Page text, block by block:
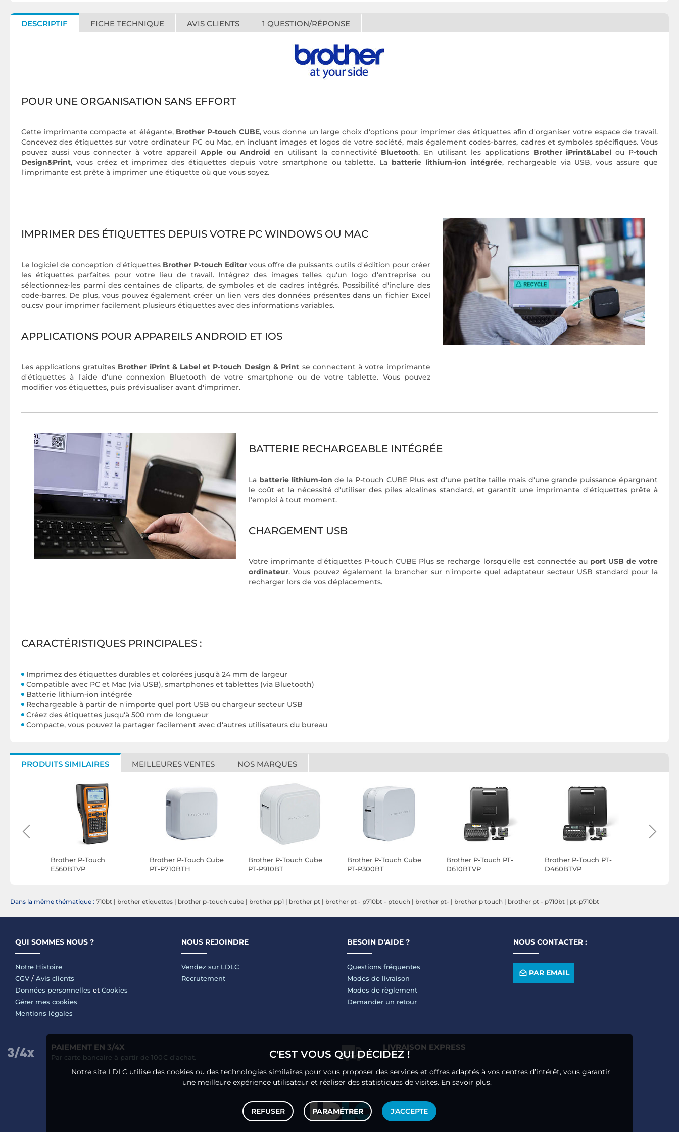
DESCRIPTIF FICHE TECHNIQUE AVIS CLIENTS 1 QUESTION/RÉPONSE
POUR UNE ORGANISATION SANS EFFORT
Cette imprimante compacte et élégante, Brother P-touch CUBE, vous donne un large choix d'options pour imprimer des étiquettes afin d'organiser votre espace de travail.
Concevez des étiquettes sur votre ordinateur PC ou Mac, en incluant images et logos de votre société, mais également codes-barres, cadres et symboles spécifiques. Vous
pouvez aussi vous connecter à votre appareil Apple ou Android en utilisant la connectivité Bluetooth. En utilisant les applicationsBrother iPrint&Labelou P-touch
Design&Print, vous créez et imprimez des étiquettes depuis votre smartphone ou tablette. La batterie lithium-ion intégrée, rechargeable via USB, vous assure que
l'imprimante est prête à imprimer une étiquette où que vous soyez.
IMPRIMER DES ÉTIQUETTES DEPUIS VOTRE PC WINDOWS OU MAC
Le logiciel de conception d'étiquettesBrother P-touch Editorvous offre de puissants outils d'édition pour créer
les étiquettes parfaites pour votre lieu de travail. Intégrez des images telles qu'un logo d'entreprise ou
sélectionnez-les parmi des centaines de cliparts, de symboles et de cadres intégrés. Possibilité d'inclure des
code-barres. De plus, vous pouvez également créer un lien vers des données présentes dans un fichier Excel
ou.csv pour imprimer facilement plusieurs étiquettes avec des informations variables.
APPLICATIONS POUR APPAREILS ANDROID ET IOS
Les applications gratuites Brother iPrint & Label et P-touch Design & Print se connectent à votre imprimante
d'étiquettes à l'aide d'une connexion Bluetooth de votre smartphone ou de votre tablette. Vous pouvez
modifier vos étiquettes, puis prévisualiser avant d'imprimer.
BATTERIE RECHARGEABLE INTÉGRÉE
La batterie lithium-ion de la P-touch CUBE Plus est d'une petite taille mais d'une grande puissance épargnant
le coût et la nécessité d'utiliser des piles alcalines standard, et garantit une imprimante d'étiquettes prête à
l'emploi à tout moment.
CHARGEMENT USB
Votre imprimante d'étiquettes P-touch CUBE Plus se recharge lorsqu'elle est connectée au port USB de votre
ordinateur. Vous pouvez également la brancher sur n'importe quel adaptateur secteur USB standard pour la
recharger lors de vos déplacements.
CARACTÉRISTIQUES PRINCIPALES :
Imprimez des étiquettes durables et colorées jusqu'à 24 mm de largeur
Compatible avec PC et Mac (via USB), smartphones et tablettes (via Bluetooth)
Batterie lithium-ion intégrée
Rechargeable à partir de n'importe quel port USB ou chargeur secteur USB
Créez des étiquettes jusqu'à 500 mm de longueur
Compacte, vous pouvez la partager facilement avec d'autres utilisateurs du bureau
PRODUITS SIMILAIRES MEILLEURES VENTES NOS MARQUES
Brother P-Touch
E560BTVP
Brother P-Touch Cube
PT-P710BTH
Brother P-Touch Cube
PT-P910BT
Brother P-Touch Cube
PT-P300BT
Brother P-Touch PT-
D610BTVP
Brother P-Touch PT-
D460BTVP
Dans la même thématique : 710bt | brother etiquettes | brother p-touch cube | brother pp1 | brother pt | brother pt - p710bt - ptouch | brother pt- | brother p touch | brother pt - p710bt | pt-p710bt
QUI SOMMES NOUS ?
Notre Histoire
CGV / Avis clients
Données personnelles et Cookies
Gérer mes cookies
Mentions légales
NOUS REJOINDRE
Vendez sur LDLC
Recrutement
BESOIN D'AIDE ?
Questions fréquentes
Modes de livraison
Modes de règlement
Demander un retour
NOUS CONTACTER :
PAR EMAIL
PAIEMENT EN 3/4X
Par carte bancaire à partir de 100€ d'achat.
LIVRAISON EXPRESS
C'EST VOUS QUI DÉCIDEZ !
Notre site LDLC utilise des cookies ou des technologies similaires pour vous proposer des services et offres adaptés à vos centres d’intérêt, vous garantir
une meilleure expérience utilisateur et réaliser des statistiques de visites. En savoir plus.
REFUSER PARAMÉTRER J'ACCEPTE